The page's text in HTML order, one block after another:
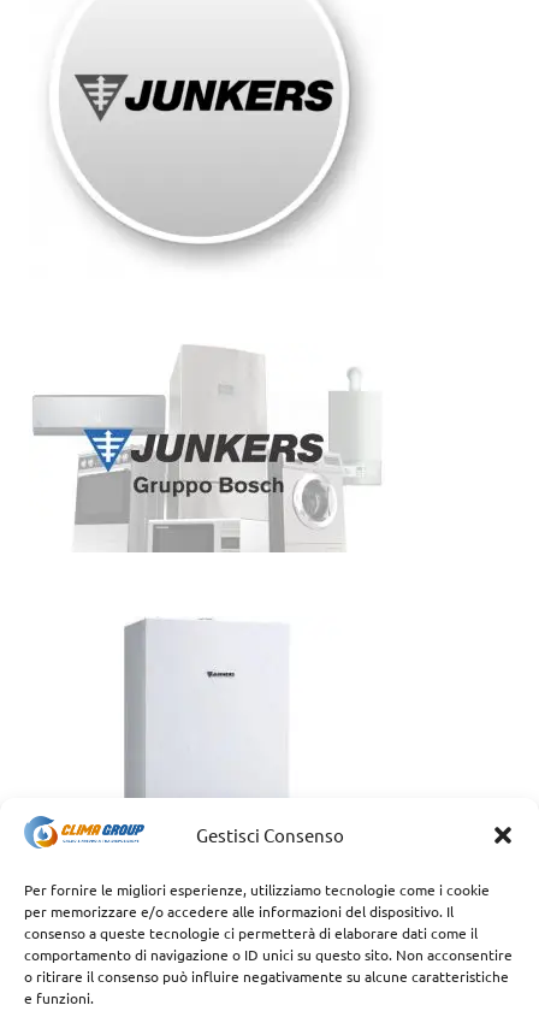
Gestisci Consenso
Per fornire le migliori esperienze, utilizziamo tecnologie come i cookie
per memorizzare e/o accedere alle informazioni del dispositivo. Il
consenso a queste tecnologie ci permetterà di elaborare dati come il
comportamento di navigazione o ID unici su questo sito. Non acconsentire
o ritirare il consenso può influire negativamente su alcune caratteristiche
e funzioni.